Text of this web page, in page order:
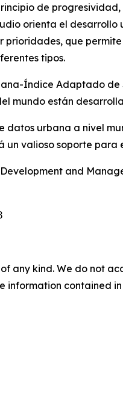
de
orienta el
que
tipos.
Índice Adaptado
mundo están
urbana a nivel
valioso soporte
and
any kind. We do not
information contained